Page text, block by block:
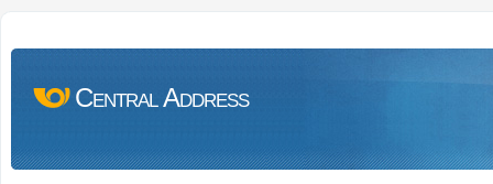
Central Address